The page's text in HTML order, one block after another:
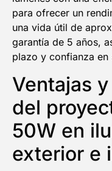
para ofrecer un
una vida útil de
garantía de 5 años,
plazo y confianza en
Ventajas
del
50W en
exterior e